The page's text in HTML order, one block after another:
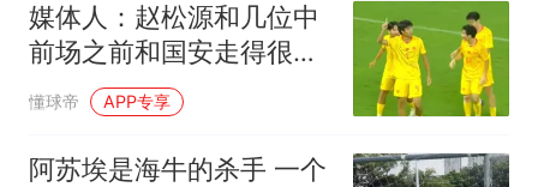
媒体人：赵松源和几位中
前场之前和国安走得很
近，有人想先上大学
懂球帝 APP专享
阿苏埃是海牛的杀手 一个